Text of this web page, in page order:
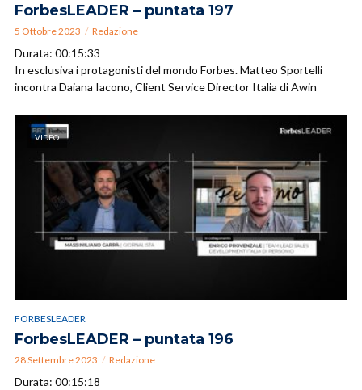
ForbesLEADER – puntata 197
5 Ottobre 2023 Redazione
Durata: 00:15:33
In esclusiva i protagonisti del mondo Forbes. Matteo Sportelli
incontra Daiana Iacono, Client Service Director Italia di Awin
VIDEO
FORBESLEADER
ForbesLEADER – puntata 196
28 Settembre 2023 Redazione
Durata: 00:15:18